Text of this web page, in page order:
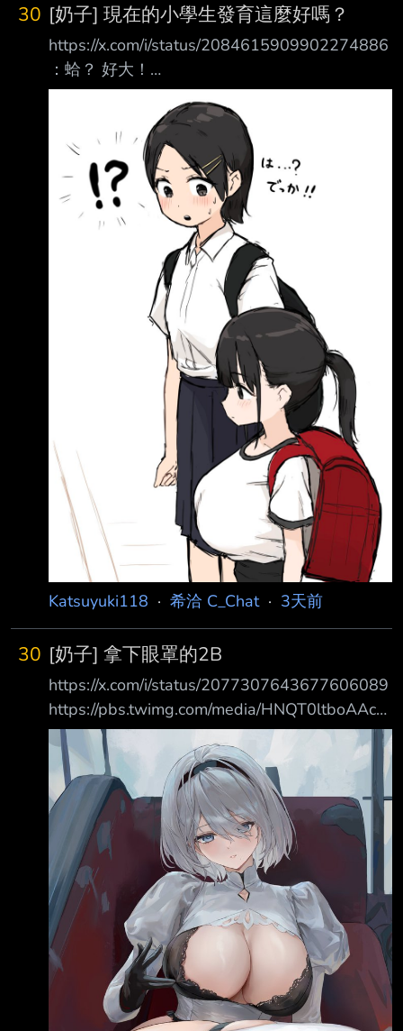
30 [奶子] 現在的小學生發育這麼好嗎？
https://x.com/i/status/2084615909902274886
：蛤？ 好大！
https://pbs.twimg.com/media/HO4LHofbsAAH
bsQ.jpg 現在的小學生這麼OP的嗎！？ --
https://i.meee.com.tw/jALOwmH.gif
https://i.meee.com.tw/E9lcHiQ.gif
https://i.meee.com.tw/eMnrMht.gif
https://i.meee.com.tw/3OTQHMG.gif ht
Katsuyuki118 · 希洽 C_Chat· 3天前
30 [奶子] 拿下眼罩的2B
https://x.com/i/status/2077307643677606089
https://pbs.twimg.com/media/HNQT0ltboAAcP
eI.jpg 你可能會覺得這跟你印象中的2B不一樣
因為這是 航 線 2 B --
https://i.meee.com.tw/Z7CuQ85.gif
https://i.meee.com.tw/EAVYFJH.gif
https://i.meee.com.tw/oKWDdwt.gif
https://i.meee.com.tw/oVIAN